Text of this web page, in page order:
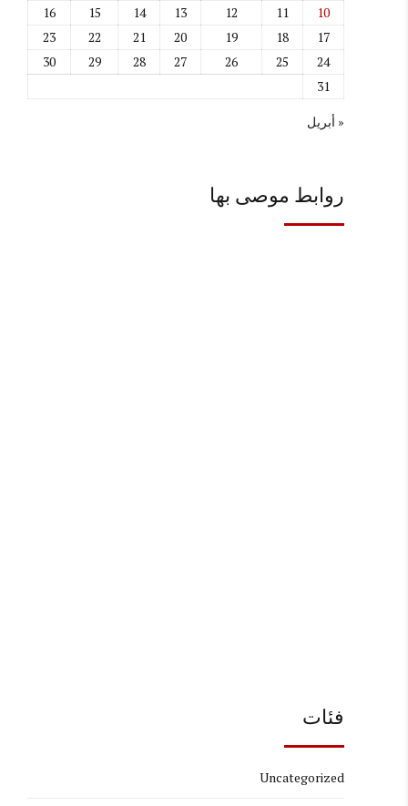
10
11
12
13
14
15
16
17
18
19
20
21
22
23
24
25
26
27
28
29
30
31
« أبريل
روابط موصى بها
فئات
Uncategorized